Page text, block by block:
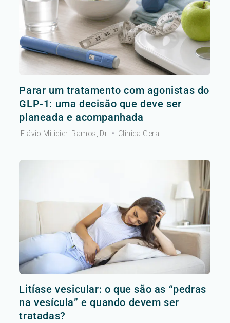
Parar um tratamento com agonistas do
GLP-1: uma decisão que deve ser
planeada e acompanhada
Flávio Mitidieri Ramos, Dr. • Clinica Geral
Litíase vesicular: o que são as “pedras
na vesícula” e quando devem ser
tratadas?